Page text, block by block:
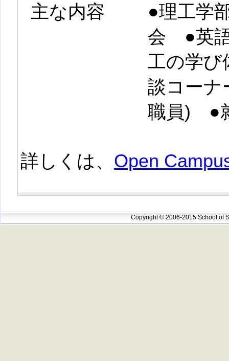
主な内容
●理工学
会 ●英
工の学
談コーナ
職員) ●
詳しくは、 Open
Copyright © 2006-2015 School of